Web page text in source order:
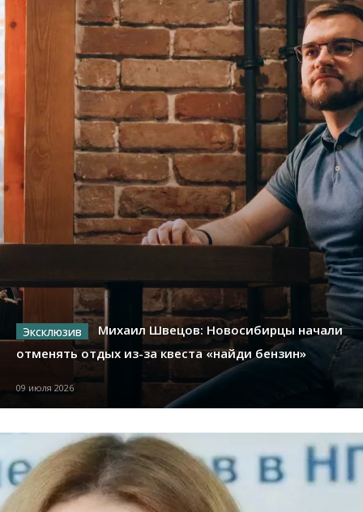
Михаил Швецов: Новосибирцы начали
отменять отдых из-за квеста «найди бензин»
09 июля 2026